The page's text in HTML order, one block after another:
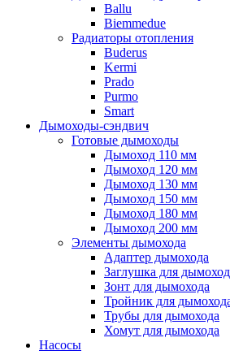
Ballu
Biemmedue
Радиаторы отопления
Buderus
Kermi
Prado
Purmo
Smart
Дымоходы-сэндвич
Готовые дымоходы
Дымоход 110 мм
Дымоход 120 мм
Дымоход 130 мм
Дымоход 150 мм
Дымоход 180 мм
Дымоход 200 мм
Элементы дымохода
Адаптер дымохода
Заглушка для
Зонт для дымохода
Тройник для
Трубы для дымохода
Хомут для дымохода
Насосы